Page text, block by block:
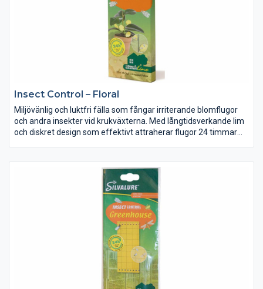
Insect Control – Floral
Miljövänlig och luktfri fälla som fångar irriterande blomflugor
och andra insekter vid krukväxterna. Med långtidsverkande lim
och diskret design som effektivt attraherar flugor 24 timmar